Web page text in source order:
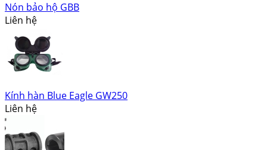
Nón bảo hộ GBB
Liên hệ
Kính hàn Blue Eagle GW250
Liên hệ